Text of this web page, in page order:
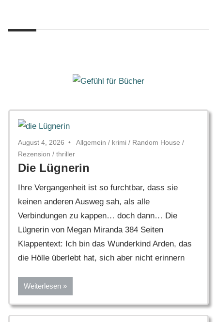
springen
Gefühl
für
August 4, 2026 Allgemein / krimi / Random House /
Rezension / thriller
Die Lügnerin
Ihre Vergangenheit ist so furchtbar, dass sie
keinen anderen Ausweg sah, als alle
Verbindungen zu kappen… doch dann… Die
Lügnerin von Megan Miranda 384 Seiten
Klappentext: Ich bin das Wunderkind Arden, das
die Hölle überlebt hat, sich aber nicht erinnern
Weiterlesen